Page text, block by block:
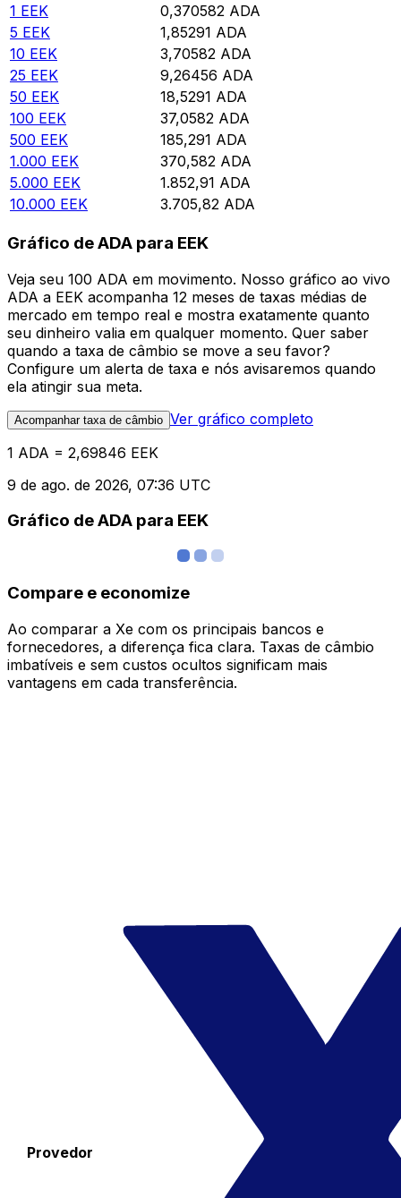
1 EEK 0,370582 ADA
5 EEK 1,85291 ADA
10 EEK 3,70582 ADA
25 EEK 9,26456 ADA
50 EEK 18,5291 ADA
100 EEK 37,0582 ADA
500 EEK 185,291 ADA
1.000 EEK 370,582 ADA
5.000 EEK 1.852,91 ADA
10.000 EEK 3.705,82 ADA
Gráfico de ADA para EEK
Veja seu 100 ADA em movimento. Nosso gráfico ao vivo
ADA a EEK acompanha 12 meses de taxas médias de
mercado em tempo real e mostra exatamente quanto
seu dinheiro valia em qualquer momento. Quer saber
quando a taxa de câmbio se move a seu favor?
Configure um alerta de taxa e nós avisaremos quando
ela atingir sua meta.
Acompanhar taxa de câmbio Ver gráfico completo
1 ADA = 2,69846 EEK
9 de ago. de 2026, 07:36 UTC
Gráfico de ADA para EEK
Compare e economize
Ao comparar a Xe com os principais bancos e
fornecedores, a diferença fica clara. Taxas de câmbio
imbatíveis e sem custos ocultos significam mais
vantagens em cada transferência.
Provedor